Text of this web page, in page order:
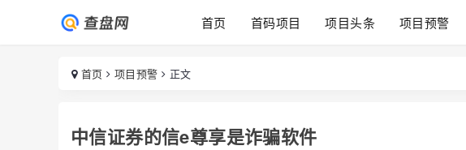
首页 首码项目 项目头条 项目预警
首页 项目预警 正文
中信证券的信e尊享是诈骗软件